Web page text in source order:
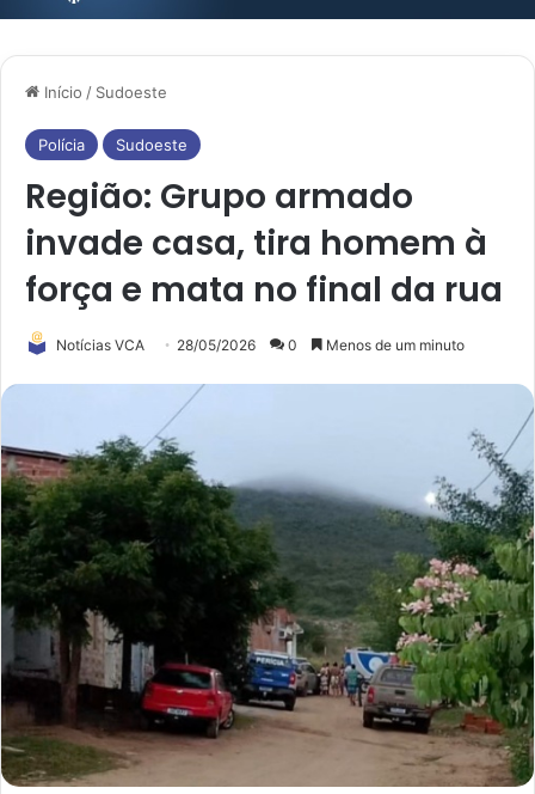
Início / Sudoeste
Polícia Sudoeste
Região: Grupo armado
invade casa, tira homem à
força e mata no final da rua
Notícias VCA 28/05/2026 0 Menos de um minuto